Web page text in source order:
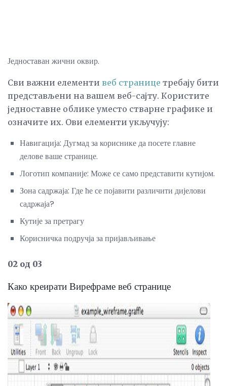
Једноставан жични оквир.
Сви важни елементи веб странице требају бити
представљени на вашем веб-сајту. Користите
једноставне облике уместо стварне графике и
означите их. Ови елементи укључују:
Навигација: Дугмад за кориснике да посете главне
делове ваше странице.
Логотип компаније: Може се само представити кутијом.
Зона садржаја: Где ће се појавити различити дијелови
садржаја?
Кутије за претрагу
Корисничка подручја за пријављивање
02 од 03
Како креирати Вирефраме веб странице